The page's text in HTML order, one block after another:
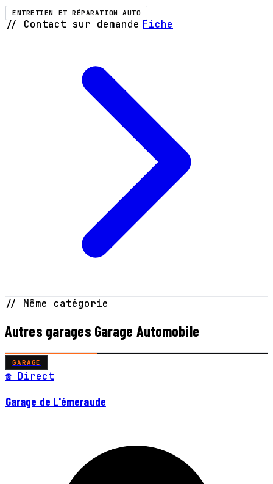
ENTRETIEN ET RÉPARATION AUTO
// Contact sur demande Fiche
// Même catégorie
Autres garages Garage Automobile
GARAGE
☎ Direct
Garage de L'émeraude